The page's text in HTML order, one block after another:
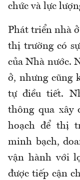
chức và lực
Phát triển nhà
thị trường có
của Nhà nước.
ở, nhưng cũng
tự điều tiết.
thông qua xây
hoạch để thị
minh bạch,
vận hành với
được tiếp cận